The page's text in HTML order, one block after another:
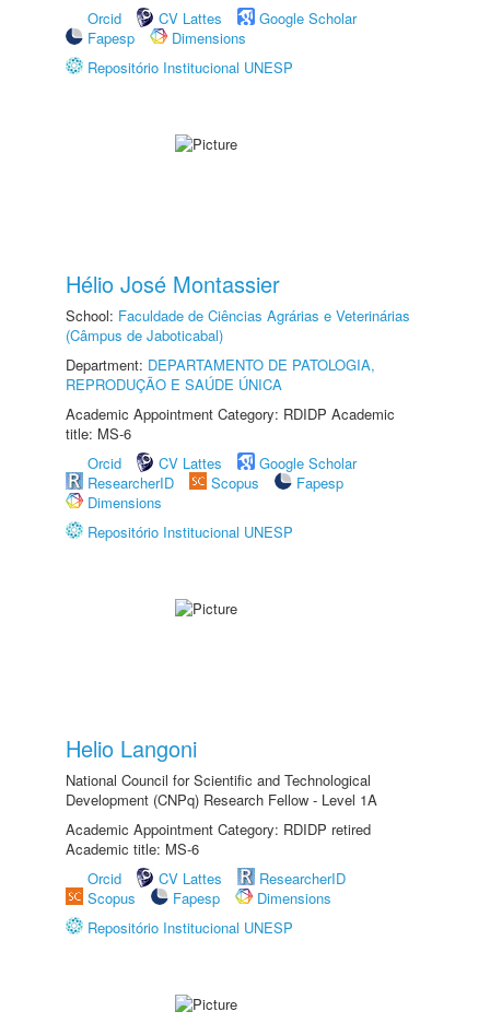
Orcid
CV Lattes
Google Scholar
Fapesp
Dimensions
Repositório Institucional UNESP
Hélio José Montassier
School: Faculdade de Ciências Agrárias e Veterinárias
(Câmpus de Jaboticabal)
Department: DEPARTAMENTO DE PATOLOGIA,
REPRODUÇÃO E SAÚDE ÚNICA
Academic Appointment Category: RDIDP Academic
title: MS-6
Orcid
CV Lattes
Google Scholar
ResearcherID
Scopus
Fapesp
Dimensions
Repositório Institucional UNESP
Helio Langoni
National Council for Scientific and Technological
Development (CNPq) Research Fellow - Level 1A
Academic Appointment Category: RDIDP retired
Academic title: MS-6
Orcid
CV Lattes
ResearcherID
Scopus
Fapesp
Dimensions
Repositório Institucional UNESP